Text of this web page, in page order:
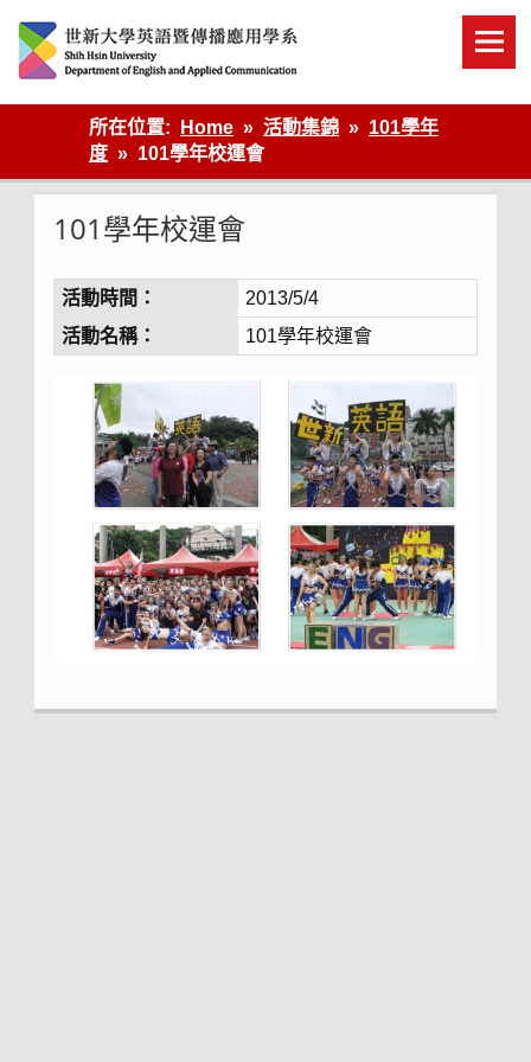
content
英語傳播
所在位置:
Home 活動集錦
101學年
度
101學年校運會
101學年校運會
活動時間：
2013/5/4
活動名稱：
101學年校運會